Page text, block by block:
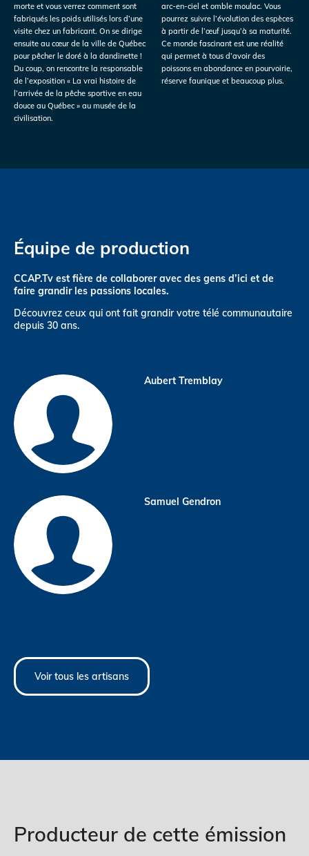
morte et vous verrez comment sont
fabriqués les poids utilisés lors d’une
visite chez un fabricant. On se dirige
ensuite au cœur de la ville de Québec
pour pêcher le doré à la dandinette !
Du coup, on rencontre la responsable
de l’exposition « La vrai histoire de
l’arrivée de la pêche sportive en eau
douce au Québec » au musée de la
civilisation.
arc-en-ciel et omble moulac. Vous
pourrez suivre l’évolution des espèces
à partir de l’œuf jusqu’à sa maturité.
Ce monde fascinant est une réalité
qui permet à tous d’avoir des
poissons en abondance en pourvoirie,
réserve faunique et beaucoup plus.
Équipe de production
CCAP.Tv est fière de collaborer avec des gens d’ici et de
faire grandir les passions locales.
Découvrez ceux qui ont fait grandir votre télé communautaire
depuis 30 ans.
Voir tous les artisans
Aubert Tremblay
Samuel Gendron
Producteur de cette émission